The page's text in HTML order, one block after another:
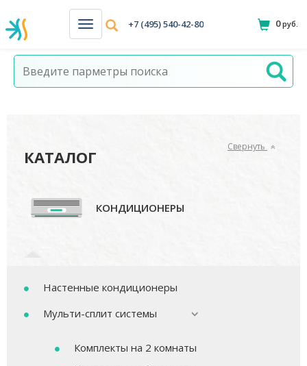
Н
а
в
и
+7 (495) 540-42-80 0руб.
КАТАЛОГ
Свернуть
КОНДИЦИОНЕРЫ
Настенные кондиционеры
Мульти-сплит системы
Комплекты на 2 комнаты